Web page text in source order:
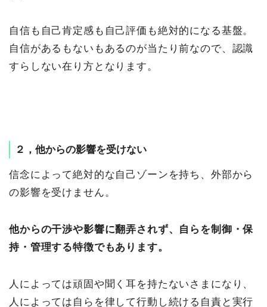
自信も自己肯定感も自己評価も絶対的になる基盤。
自信があるもないもあるのが当たり前なので、認識
すらしない在り方となります。
２，他からの影響を受けない
信念によって絶対的な自己ゾーンを持ち、外部から
の影響を受けません。
他からの干渉や影響に翻弄されず、自らを制御・保
持・管理する特徴でもあります。
人によっては頑固や聞く耳を持たないさまになり、
人によっては自らを律して行動し続ける自責と実行